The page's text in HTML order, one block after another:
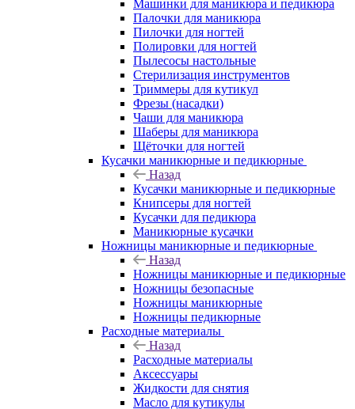
Машинки для маникюра и педикюра
Палочки для маникюра
Пилочки для ногтей
Полировки для ногтей
Пылесосы настольные
Стерилизация инструментов
Триммеры для кутикул
Фрезы (насадки)
Чаши для маникюра
Шаберы для маникюра
Щёточки для ногтей
Кусачки маникюрные и педикюрные
Назад
Кусачки маникюрные и педикюрные
Книпсеры для ногтей
Кусачки для педикюра
Маникюрные кусачки
Ножницы маникюрные и педикюрные
Назад
Ножницы маникюрные и педикюрные
Ножницы безопасные
Ножницы маникюрные
Ножницы педикюрные
Расходные материалы
Назад
Расходные материалы
Аксессуары
Жидкости для снятия
Масло для кутикулы